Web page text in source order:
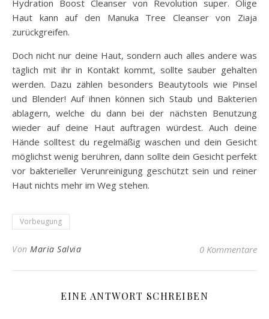
Hydration Boost Cleanser von Revolution super. Ölige
Haut kann auf den Manuka Tree Cleanser von Ziaja
zurückgreifen.
Doch nicht nur deine Haut, sondern auch alles andere was
täglich mit ihr in Kontakt kommt, sollte sauber gehalten
werden. Dazu zählen besonders Beautytools wie Pinsel
und Blender! Auf ihnen können sich Staub und Bakterien
ablagern, welche du dann bei der nächsten Benutzung
wieder auf deine Haut auftragen würdest. Auch deine
Hände solltest du regelmäßig waschen und dein Gesicht
möglichst wenig berühren, dann sollte dein Gesicht perfekt
vor bakterieller Verunreinigung geschützt sein und reiner
Haut nichts mehr im Weg stehen.
Vorbeugung
Von Maria Salvia 0 Kommentare
EINE ANTWORT SCHREIBEN